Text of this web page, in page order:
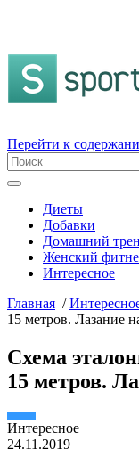
Перейти к
Диеты
Добавки
Домашний
Женский
Интересное
Главная /
15 метров. Лазание
Схема
15 метров.
Интересное
24.11.2019